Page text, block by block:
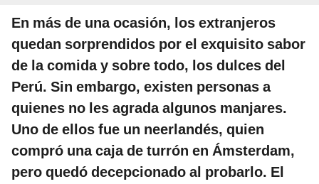
En más de una ocasión, los extranjeros
quedan sorprendidos por el exquisito sabor
de la comida y sobre todo, los dulces del
Perú. Sin embargo, existen personas a
quienes no les agrada algunos manjares.
Uno de ellos fue un neerlandés, quien
compró una caja de turrón en Ámsterdam,
pero quedó decepcionado al probarlo. El